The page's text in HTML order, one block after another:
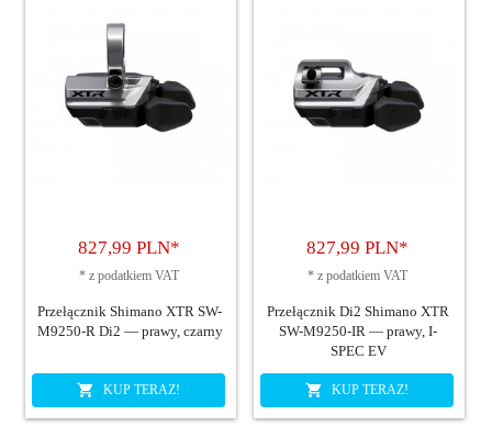
827,99 PLN*
* z podatkiem VAT
Przełącznik Shimano XTR SW-
M9250-R Di2 — prawy, czarny
KUP TERAZ!
827,99 PLN*
* z podatkiem VAT
Przełącznik Di2 Shimano XTR
SW-M9250-IR — prawy, I-
SPEC EV
KUP TERAZ!